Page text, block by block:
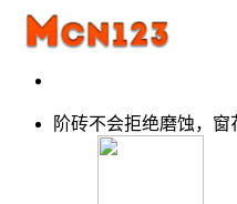
阶砖不会拒绝磨蚀，窗